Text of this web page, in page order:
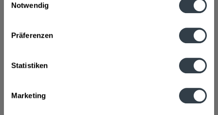
Notwendig
Präferenzen
Statistiken
Marketing
Nährwertangaben
Fettsäuren 0,1 g...